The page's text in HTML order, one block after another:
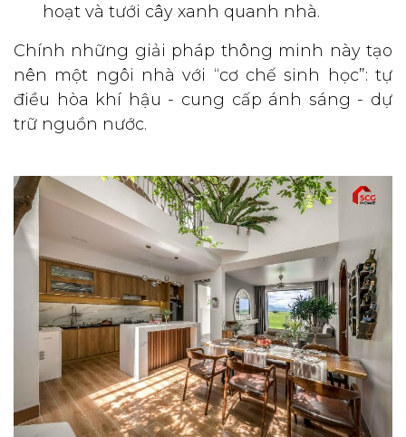
hoạt và tưới cây xanh quanh nhà.
Chính những giải pháp thông minh này tạo
nên một ngôi nhà với “cơ chế sinh học”: tự
điều hòa khí hậu - cung cấp ánh sáng - dự
trữ nguồn nước.